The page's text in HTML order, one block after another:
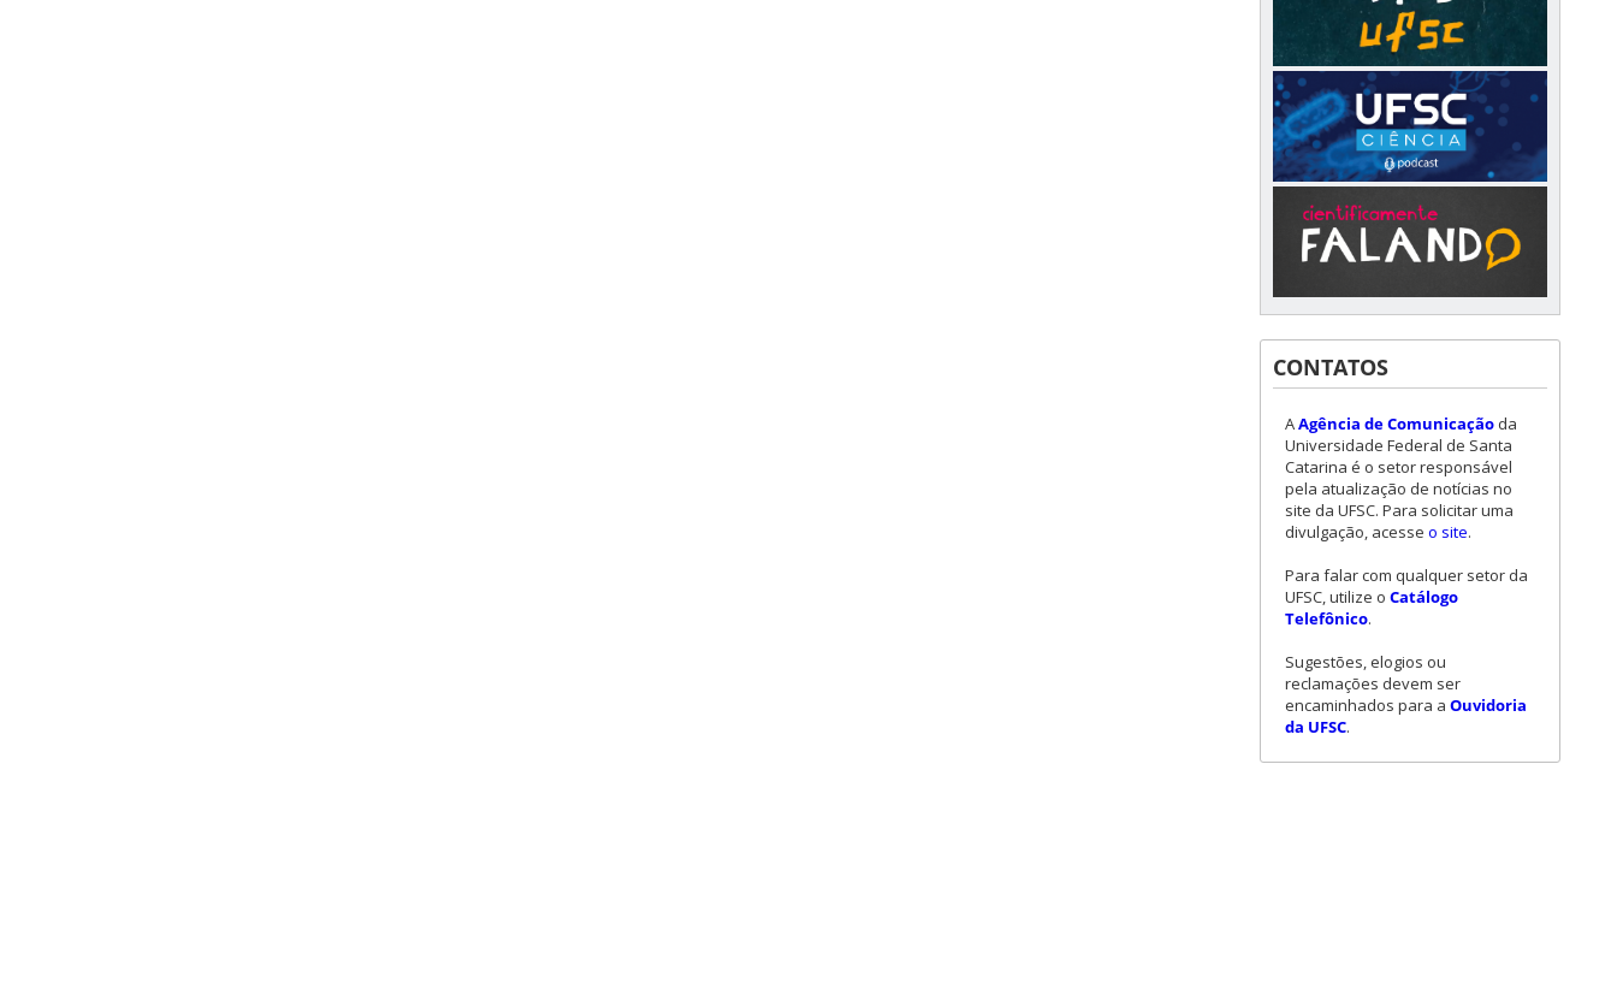
CONTATOS
AAgência de Comunicação da
Universidade Federal de Santa
Catarina é o setor responsável
pela atualização de notícias no
site da UFSC. Para solicitar uma
divulgação, acesse o site.
Para falar com qualquer setor da
UFSC, utilize o Catálogo
Telefônico.
Sugestões, elogios ou
reclamações devem ser
encaminhados para a Ouvidoria
da UFSC.